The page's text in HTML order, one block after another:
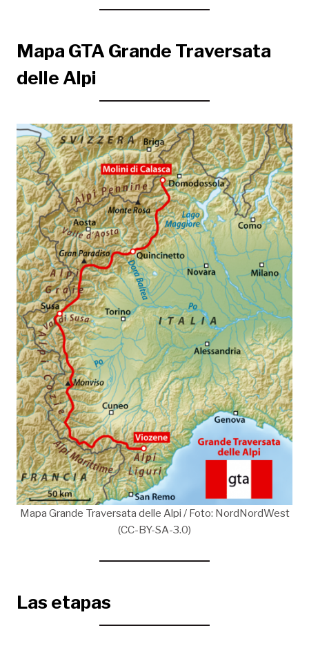
Mapa GTA Grande Traversata
delle Alpi
Mapa Grande Traversata delle Alpi / Foto: NordNordWest
(CC-BY-SA-3.0)
Las etapas